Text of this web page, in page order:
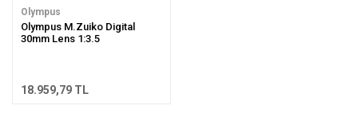
Olympus
Olympus M.Zuiko Digital
30mm Lens 1:3.5
18.959,79 TL